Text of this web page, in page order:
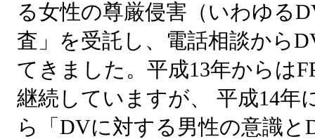
る女性の尊厳侵害（いわゆる
査」を受託し、電話相談から
てきました。平成13年からは
継続していますが、 平成14年
ら「DVに対する男性の意識